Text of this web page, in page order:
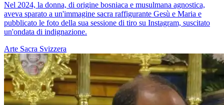
Nel 2024, la donna, di origine bosniaca e musulmana agnostica,
aveva sparato a un'immagine sacra raffigurante Gesù e Maria e
pubblicato le foto della sua sessione di tiro su Instagram, suscitato
un'ondata di indignazione.
Arte Sacra Svizzera